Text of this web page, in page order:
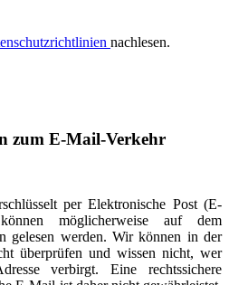
nachlesen.
zum E-Mail-Verkehr
per Elektronische Post (E-
möglicherweise auf dem
gelesen werden. Wir können in der
überprüfen und wissen nicht, wer
verbirgt. Eine rechtssichere